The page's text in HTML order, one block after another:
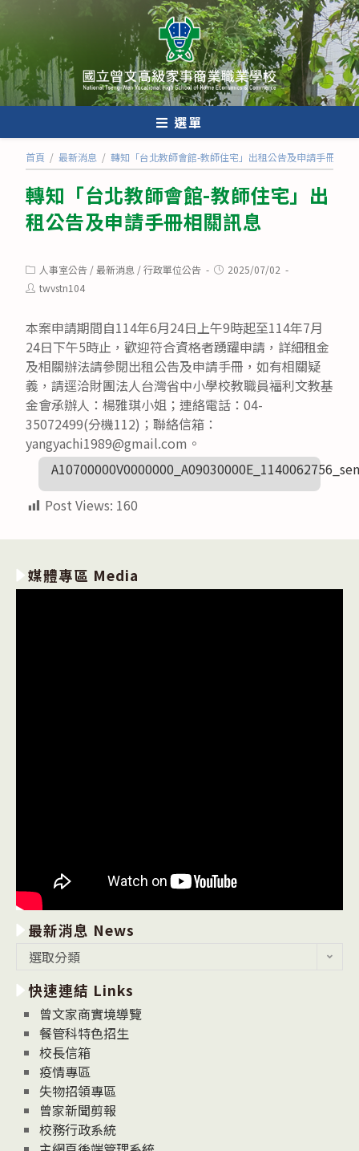
轉
至
主
要
內
選單
首頁 / 最新消息 / 轉知「台北教師會館-教師住宅」出租公告及申請手冊相關
轉知「台北教師會館-教師住宅」出
租公告及申請手冊相關訊息
Post
category:
人事室公告 /最新消息 /行政單位公告
Post2025/07/02
Posttwvstn104
本案申請期間自114年6月24日上午9時起至114年7月
24日下午5時止，歡迎符合資格者踴躍申請，詳細租金
及相關辦法請參閱出租公告及申請手冊，如有相關疑
義，請逕洽財團法人台灣省中小學校教職員福利文教基
金會承辦人：楊雅琪小姐；連絡電話：04-
35072499(分機112)；聯絡信箱：
yangyachi1989@gmail.com。
Post Views: 160
媒體專區 Media
最新消息 News
消
息
News
選取分類
快速連結 Links
曾文家商實境導覽
餐管科特色招生
校長信箱
疫情專區
失物招領專區
曾家新聞剪報
校務行政系統